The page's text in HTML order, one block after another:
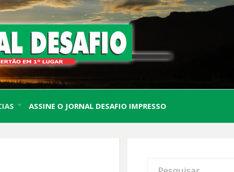
JORNAL
DESAFIO
O Sertão em 1º Lugar
ASSINE O JORNAL DESAFIO IMPRESSO
Procurar